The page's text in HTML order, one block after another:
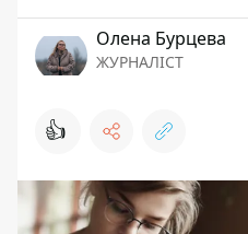
Олена Бурцева
ЖУРНАЛІСТ
👍